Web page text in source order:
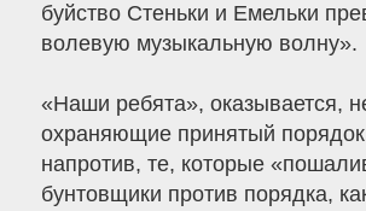
буйство Стеньки и Емельки
волевую музыкальную волну».
«Наши ребята», оказывается,
охраняющие принятый
напротив, те, которые
бунтовщики против порядка,